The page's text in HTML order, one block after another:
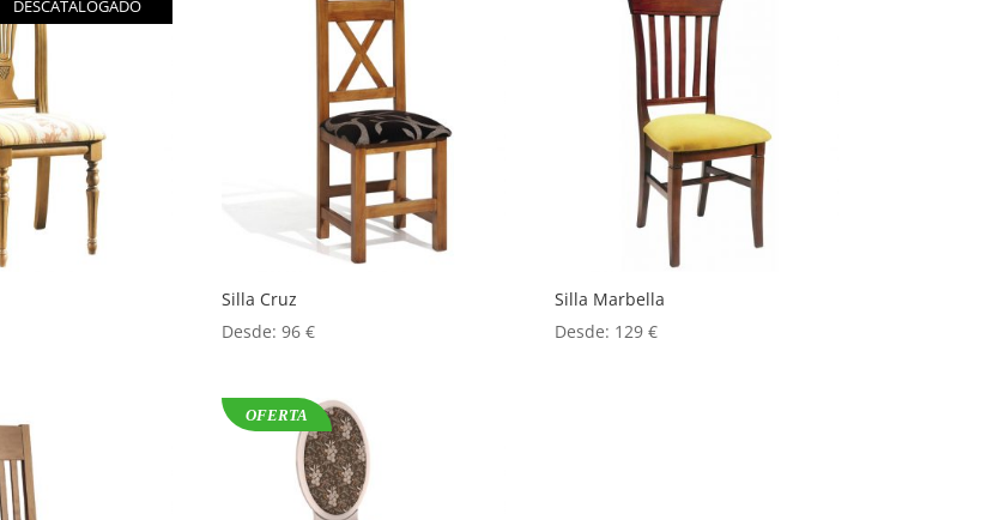
DESCATALOGADO
Silla Cruz
Desde:96€
Silla Marbella
Desde: 129€
OFERTA